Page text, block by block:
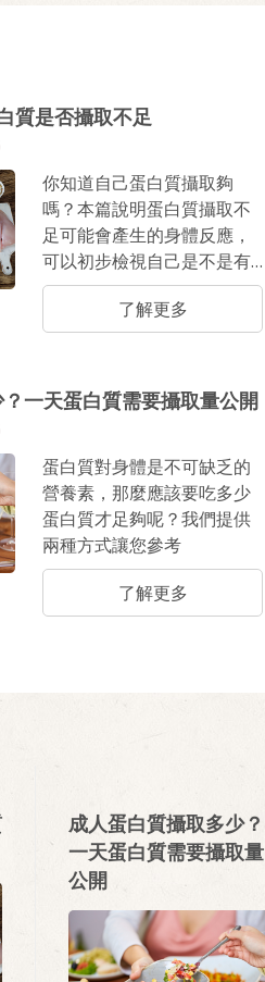
質是否攝取不足
你知道自己蛋白質攝取夠
嗎？本篇說明蛋白質攝取不
足可能會產生的身體反應，
可以初步檢視自己是不是有
缺乏的可能性。
了解更多
一天蛋白質需要攝取量公開
蛋白質對身體是不可缺乏的
營養素，那麼應該要吃多少
蛋白質才足夠呢？我們提供
兩種方式讓您參考
了解更多
成人蛋白質攝取多少？
一天蛋白質需要攝取量
公開